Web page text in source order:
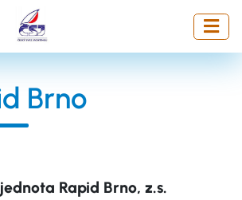
Brno
Rapid Brno, z.s.